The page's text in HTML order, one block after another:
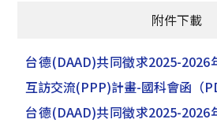
附件下載
台德(DAAD)共同徵求2025-2026
互訪交流(PPP)計畫-國科會函 （
台德(DAAD)共同徵求2025-2026